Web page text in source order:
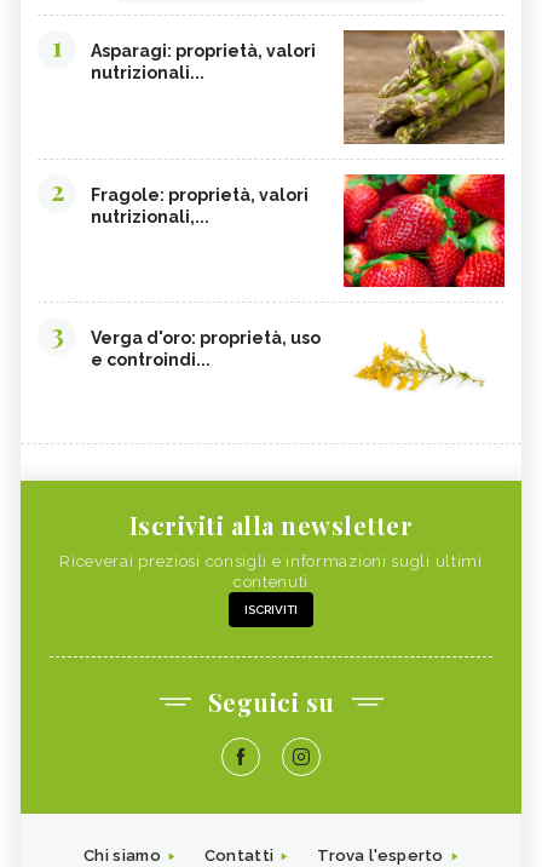
1
Asparagi: proprietà, valori
nutrizionali...
2
Fragole: proprietà, valori
nutrizionali,...
3
Verga d'oro: proprietà, uso
e controindi...
Iscriviti alla newsletter
Riceverai preziosi consigli e informazioni sugli ultimi
contenuti
ISCRIVITI
Seguici su
Chi siamo Contatti Trova l'esperto